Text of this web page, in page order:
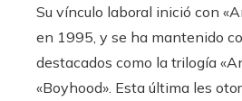
Su vínculo laboral inició con
en 1995, y se ha mantenido
destacados como la trilogía
«Boyhood». Esta última les